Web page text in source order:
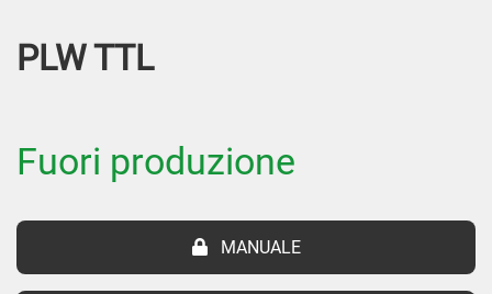
PLW TTL
Fuori produzione
MANUALE